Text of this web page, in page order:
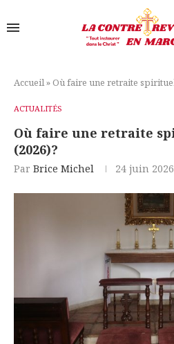
Accueil» Où faire une retraite
ACTUALITÉS
Où faire une retraite
(2026)?
Par Brice Michel 24 juin 2026